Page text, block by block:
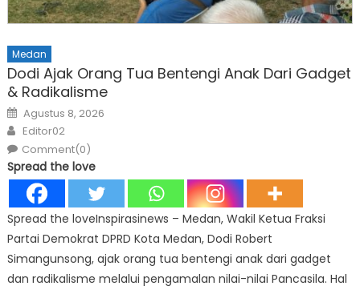
Medan
Dodi Ajak Orang Tua Bentengi Anak Dari Gadget
& Radikalisme
Posted
on
Agustus 8, 2026
Author
Editor02
Comment(0)
Spread the love
Spread the loveInspirasinews – Medan, Wakil Ketua Fraksi
Partai Demokrat DPRD Kota Medan, Dodi Robert
Simangunsong, ajak orang tua bentengi anak dari gadget
dan radikalisme melalui pengamalan nilai-nilai Pancasila. Hal